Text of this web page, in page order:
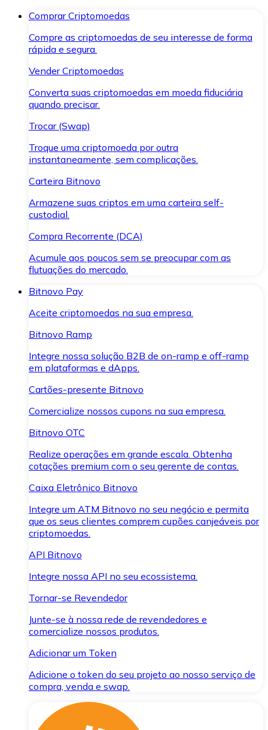
Comprar Criptomoedas
Compre as criptomoedas de seu interesse de forma
rápida e segura.
Vender Criptomoedas
Converta suas criptomoedas em moeda fiduciária
quando precisar.
Trocar (Swap)
Troque uma criptomoeda por outra
instantaneamente, sem complicações.
Carteira Bitnovo
Armazene suas criptos em uma carteira self-
custodial.
Compra Recorrente (DCA)
Acumule aos poucos sem se preocupar com as
flutuações do mercado.
Bitnovo Pay
Aceite criptomoedas na sua empresa.
Bitnovo Ramp
Integre nossa solução B2B de on-ramp e off-ramp
em plataformas e dApps.
Cartões-presente Bitnovo
Comercialize nossos cupons na sua empresa.
Bitnovo OTC
Realize operações em grande escala. Obtenha
cotações premium com o seu gerente de contas.
Caixa Eletrônico Bitnovo
Integre um ATM Bitnovo no seu negócio e permita
que os seus clientes comprem cupões canjeáveis por
criptomoedas.
API Bitnovo
Integre nossa API no seu ecossistema.
Tornar-se Revendedor
Junte-se à nossa rede de revendedores e
comercialize nossos produtos.
Adicionar um Token
Adicione o token do seu projeto ao nosso serviço de
compra, venda e swap.